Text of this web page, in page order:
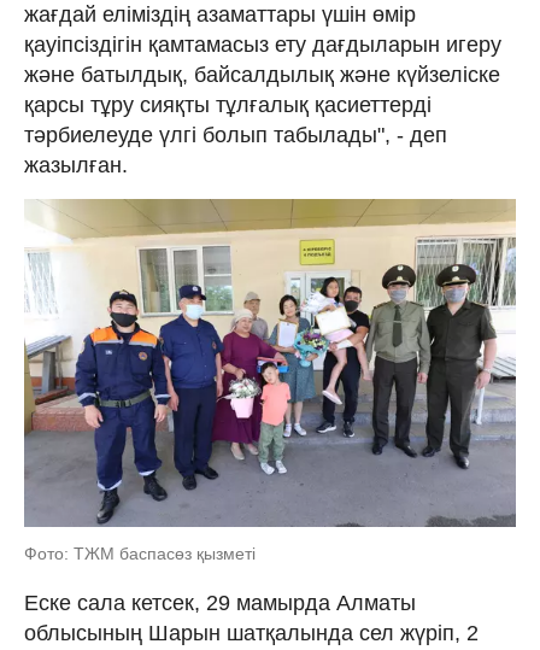
жағдай еліміздің азаматтары үшін өмір
қауіпсіздігін қамтамасыз ету дағдыларын игеру
және батылдық, байсалдылық және күйзеліске
қарсы тұру сияқты тұлғалық қасиеттерді
тәрбиелеуде үлгі болып табылады", - деп
жазылған.
Фото: ТЖМ баспасөз қызметі
Еске сала кетсек, 29 мамырда Алматы
облысының Шарын шатқалында сел жүріп, 2